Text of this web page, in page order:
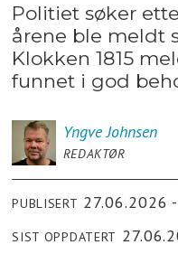
Politiet søker
årene ble meldt
Klokken 1815
funnet i god
Yngve Johnsen
REDAKTØR
PUBLISERT 27.06.2026
SIST OPPDATERT